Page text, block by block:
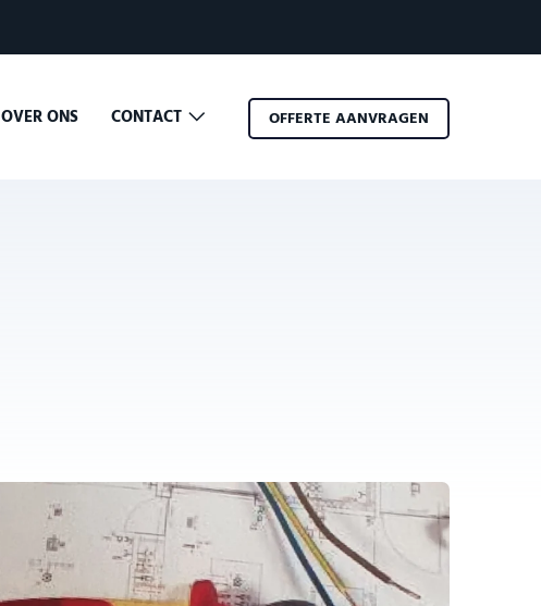
OVER ONS CONTACT OFFERTE AANVRAGEN